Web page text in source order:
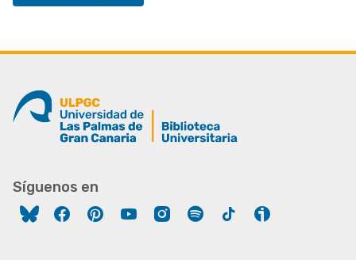
Síguenos en
FacebookPinterestYouTubeInstagram
Spotify Tiktok